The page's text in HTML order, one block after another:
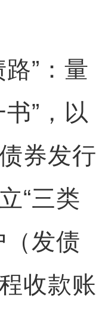
”：量
”，以
券发行
“三类
（发债
收款账